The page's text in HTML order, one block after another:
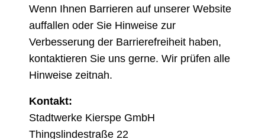
Wenn Ihnen Barrieren auf unserer Website
auffallen oder Sie Hinweise zur
Verbesserung der Barrierefreiheit haben,
kontaktieren Sie uns gerne. Wir prüfen alle
Hinweise zeitnah.
Kontakt:
Stadtwerke Kierspe GmbH
Thingslindestraße 22